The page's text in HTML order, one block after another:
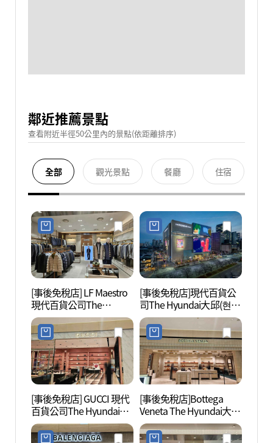
鄰近推薦景點
查看附近半徑50公里內的景點(依距離排序)
全部 觀光景點 餐廳 住宿
[事後免稅店] LF Maestro
現代百貨公司The
Hyundai大邱(마에스트로
현대백화점 더현대 대구)
[事後免稅店]現代百貨公
司The Hyundai大邱(현대
백화점 더현대 대구)
[事後免稅店] GUCCI 現代
百貨公司The Hyundai大
邱(구찌 현대백화점 더현
대 대구)
[事後免稅店]Bottega
Veneta The Hyundai大邱
(보테가베네타 현대백화
점 더현대 대구)